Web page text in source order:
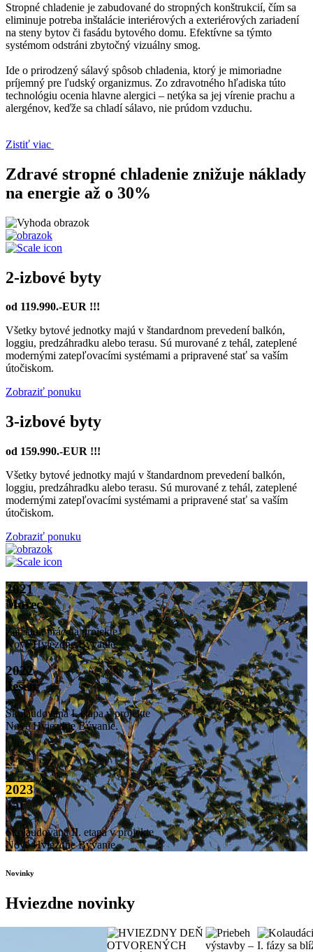
Stropné chladenie je zabudované do stropných konštrukcií, čím sa
eliminuje potreba inštalácie interiérových a exteriérových zariadení
na steny bytov či fasádu bytového domu. Efektívne sa týmto
systémom odstráni zbytočný vizuálny smog.
Ide o prirodzený sálavý spôsob chladenia, ktorý je mimoriadne
príjemný pre ľudský organizmus. Zo zdravotného hľadiska túto
technológiu ocenia hlavne alergici – netýka sa jej vírenie prachu a
alergénov, keďže sa chladí sálavo, nie prúdom vzduchu.
Zistiť viac
Zdravé stropné chladenie znižuje náklady
na energie až o 30%
2-izbové byty
od 119.990.-EUR !!!
Všetky bytové jednotky majú v štandardnom prevedení balkón,
loggiu, predzáhradku alebo terasu. Sú murované z tehál, zateplené
modernými zatepľovacími systémami a pripravené stať sa vaším
útočiskom.
Zobraziť ponuku
3-izbové byty
od 159.990.-EUR !!!
Všetky bytové jednotky majú v štandardnom prevedení balkón,
loggiu, predzáhradku alebo terasu. Sú murované z tehál, zateplené
modernými zatepľovacími systémami a pripravené stať sa vaším
útočiskom.
Zobraziť ponuku
2021
Marec
Začiatok prác na projekte
Nové Hviezdne Bývanie.
2022
Jeseň
Skolaudovaná I. etapa v projekte
Nové Hviezdne Bývanie.
2023
Jar
Skolaudovaná II. etapa v projekte
Nové Hviezdne Bývanie.
Novinky
Hviezdne novinky